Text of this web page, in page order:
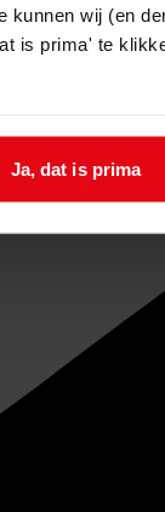
kunnen wij (en
is prima' te
Ja, dat is prima